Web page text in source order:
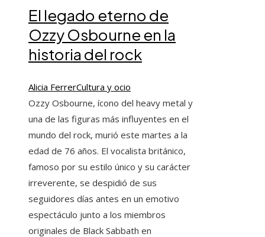
El legado eterno de
Ozzy Osbourne en la
historia del rock
Alicia FerrerCultura y ocio
Ozzy Osbourne, ícono del heavy metal y
una de las figuras más influyentes en el
mundo del rock, murió este martes a la
edad de 76 años. El vocalista británico,
famoso por su estilo único y su carácter
irreverente, se despidió de sus
seguidores días antes en un emotivo
espectáculo junto a los miembros
originales de Black Sabbath en